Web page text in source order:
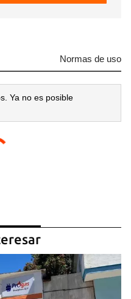
Normas de uso
Ya no es posible